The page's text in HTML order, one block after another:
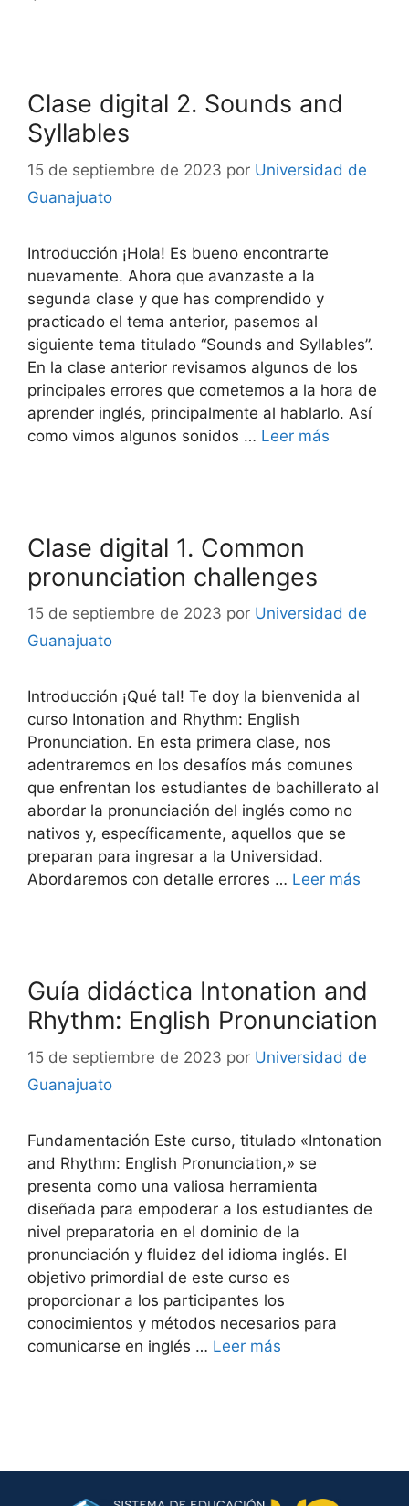
Clase digital 2. Sounds and
Syllables
15 de septiembre de 2023 por Universidad de
Guanajuato
Introducción ¡Hola! Es bueno encontrarte
nuevamente. Ahora que avanzaste a la
segunda clase y que has comprendido y
practicado el tema anterior, pasemos al
siguiente tema titulado “Sounds and Syllables”.
En la clase anterior revisamos algunos de los
principales errores que cometemos a la hora de
aprender inglés, principalmente al hablarlo. Así
como vimos algunos sonidos … Leer más
Clase digital 1. Common
pronunciation challenges
15 de septiembre de 2023 por Universidad de
Guanajuato
Introducción ¡Qué tal! Te doy la bienvenida al
curso Intonation and Rhythm: English
Pronunciation. En esta primera clase, nos
adentraremos en los desafíos más comunes
que enfrentan los estudiantes de bachillerato al
abordar la pronunciación del inglés como no
nativos y, específicamente, aquellos que se
preparan para ingresar a la Universidad.
Abordaremos con detalle errores … Leer más
Guía didáctica Intonation and
Rhythm: English Pronunciation
15 de septiembre de 2023 por Universidad de
Guanajuato
Fundamentación Este curso, titulado «Intonation
and Rhythm: English Pronunciation,» se
presenta como una valiosa herramienta
diseñada para empoderar a los estudiantes de
nivel preparatoria en el dominio de la
pronunciación y fluidez del idioma inglés. El
objetivo primordial de este curso es
proporcionar a los participantes los
conocimientos y métodos necesarios para
comunicarse en inglés … Leer más